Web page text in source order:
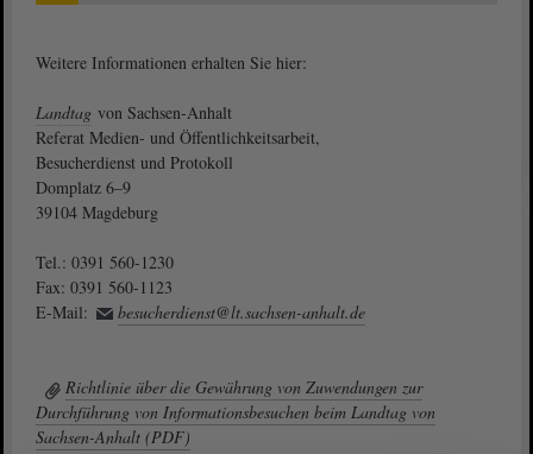
Weitere Informationen erhalten Sie hier:
Landtag von Sachsen-Anhalt
Referat Medien- und Öffentlichkeitsarbeit,
Besucherdienst und Protokoll
Domplatz 6–9
39104 Magdeburg
Tel.: 0391 560-1230
Fax: 0391 560-1123
E-Mail:
besucherdienst@lt.sachsen-anhalt.de
Richtlinie über die Gewährung von Zuwendungen zur
Durchführung von Informationsbesuchen beim Landtag von
Sachsen-Anhalt (PDF)